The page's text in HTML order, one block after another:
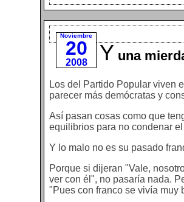
Noviembre
20
2008 Y una
Los del Partido Popular viven
parecer más demócratas y
Así pasan cosas como que
equilibrios para no condenar
Y lo malo no es su pasado
Porque si dijeran "Vale,
ver con él", no pasaría nada.
"Pues con franco se vivía muy